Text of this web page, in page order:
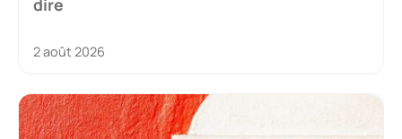
dire
2 août 2026